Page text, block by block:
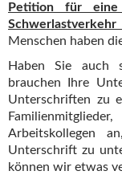
Petition für eine
Menschen haben
Haben Sie auch
brauchen Ihre
Unterschriften zu
Arbeitskollegen
Unterschrift zu
können wir etwas